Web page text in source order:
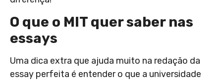
O que o MIT quer saber nas
essays
Uma dica extra que ajuda muito na redação da
essay perfeita é entender o que a universidade